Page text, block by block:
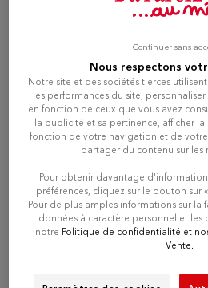
Liste
Du Pareil au
Carrara
via Genova 10
54033 MARINA DI
Ouvert 10:00 -
Nous respectons
Notre site et des sociétés tierces
les performances du site,
en fonction de ceux que vous avez
la publicité et sa pertinence, afficher
fonction de votre navigation et de
partager du contenu sur les
Pour obtenir davantage
préférences, cliquez sur le bouton sur
Pour de plus amples informations sur la
données à caractère personnel et les
notre Politique de confidentialité et
Vente.
Continuer sans